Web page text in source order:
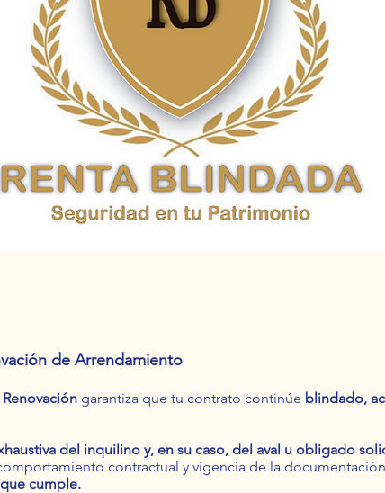
de Arrendamiento
garantiza que tu contrato continúe blindado,
del inquilino y, en su caso, del aval u obligado
contractual y vigencia de la
cumple.